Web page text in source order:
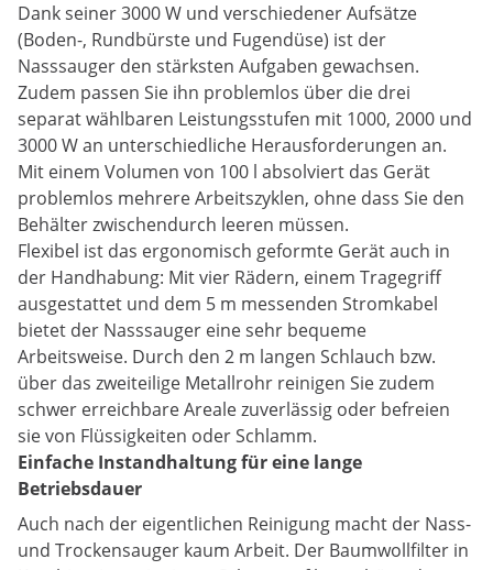
Dank seiner 3000 W und verschiedener Aufsätze
(Boden-, Rundbürste und Fugendüse) ist der
Nasssauger den stärksten Aufgaben gewachsen.
Zudem passen Sie ihn problemlos über die drei
separat wählbaren Leistungsstufen mit 1000, 2000 und
3000 W an unterschiedliche Herausforderungen an.
Mit einem Volumen von 100 l absolviert das Gerät
problemlos mehrere Arbeitszyklen, ohne dass Sie den
Behälter zwischendurch leeren müssen.
Flexibel ist das ergonomisch geformte Gerät auch in
der Handhabung: Mit vier Rädern, einem Tragegriff
ausgestattet und dem 5 m messenden Stromkabel
bietet der Nasssauger eine sehr bequeme
Arbeitsweise. Durch den 2 m langen Schlauch bzw.
über das zweiteilige Metallrohr reinigen Sie zudem
schwer erreichbare Areale zuverlässig oder befreien
sie von Flüssigkeiten oder Schlamm.
Einfache Instandhaltung für eine lange
Betriebsdauer
Auch nach der eigentlichen Reinigung macht der Nass-
und Trockensauger kaum Arbeit. Der Baumwollfilter in